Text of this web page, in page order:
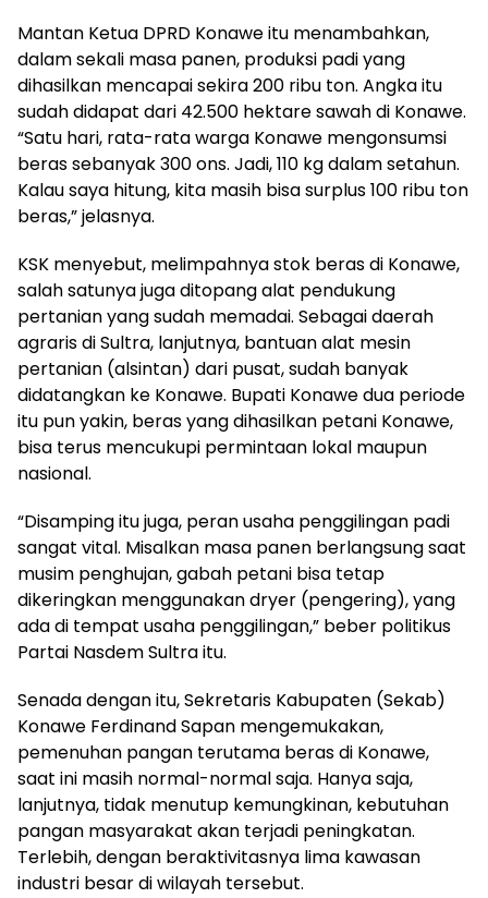
Mantan Ketua DPRD Konawe itu menambahkan,
dalam sekali masa panen, produksi padi yang
dihasilkan mencapai sekira 200 ribu ton. Angka itu
sudah didapat dari 42.500 hektare sawah di Konawe.
“Satu hari, rata-rata warga Konawe mengonsumsi
beras sebanyak 300 ons. Jadi, 110 kg dalam setahun.
Kalau saya hitung, kita masih bisa surplus 100 ribu ton
beras,” jelasnya.
KSK menyebut, melimpahnya stok beras di Konawe,
salah satunya juga ditopang alat pendukung
pertanian yang sudah memadai. Sebagai daerah
agraris di Sultra, lanjutnya, bantuan alat mesin
pertanian (alsintan) dari pusat, sudah banyak
didatangkan ke Konawe. Bupati Konawe dua periode
itu pun yakin, beras yang dihasilkan petani Konawe,
bisa terus mencukupi permintaan lokal maupun
nasional.
“Disamping itu juga, peran usaha penggilingan padi
sangat vital. Misalkan masa panen berlangsung saat
musim penghujan, gabah petani bisa tetap
dikeringkan menggunakan dryer (pengering), yang
ada di tempat usaha penggilingan,” beber politikus
Partai Nasdem Sultra itu.
Senada dengan itu, Sekretaris Kabupaten (Sekab)
Konawe Ferdinand Sapan mengemukakan,
pemenuhan pangan terutama beras di Konawe,
saat ini masih normal-normal saja. Hanya saja,
lanjutnya, tidak menutup kemungkinan, kebutuhan
pangan masyarakat akan terjadi peningkatan.
Terlebih, dengan beraktivitasnya lima kawasan
industri besar di wilayah tersebut.